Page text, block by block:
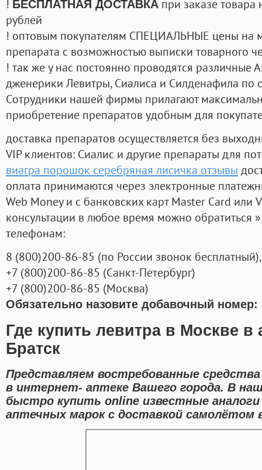
! БЕСПЛАТНАЯ ДОСТАВКА при заказе
рублей
! оптовым покупателям СПЕЦИАЛЬНЫЕ цены на
препарата с возможностью выписки товарного
! так же у нас постоянно проводятся
дженерики Левитры, Сиалиса и Силденафила по
Cотрудники нашей фирмы прилагают
приобретение препаратов удобным для
доставка препаратов осуществляется без
VIP клиентов: Сиалис и другие препараты для
виагра порошок серебряная лисичка отзывы
оплата принимаются через электронные
Web Money и с банковских карт Master Card или
консультации в любое время можно обратиться
телефонам:
8 (800)200-86-85 (по России звонок бесплатный),
+7 (800)200-86-85 (Санкт-Петербург)
+7 (800)200-86-85 (Москва)
Обязательно назовите добавочный номер:
Где купить левитра в Москве в
Братск
Представляем востребованные
в интернет- аптеке Вашего города. В
быстро купить online известные
аптечных марок с доставкой самолётом